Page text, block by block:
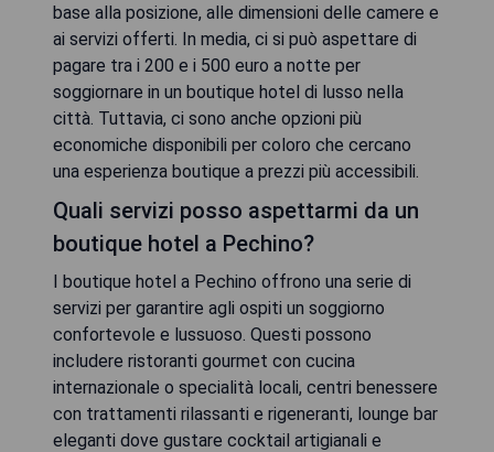
base alla posizione, alle dimensioni delle camere e
ai servizi offerti. In media, ci si può aspettare di
pagare tra i 200 e i 500 euro a notte per
soggiornare in un boutique hotel di lusso nella
città. Tuttavia, ci sono anche opzioni più
economiche disponibili per coloro che cercano
una esperienza boutique a prezzi più accessibili.
Quali servizi posso aspettarmi da un
boutique hotel a Pechino?
I boutique hotel a Pechino offrono una serie di
servizi per garantire agli ospiti un soggiorno
confortevole e lussuoso. Questi possono
includere ristoranti gourmet con cucina
internazionale o specialità locali, centri benessere
con trattamenti rilassanti e rigeneranti, lounge bar
eleganti dove gustare cocktail artigianali e